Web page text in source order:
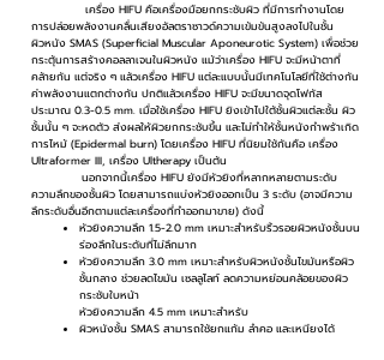
เครื่อง HIFU คือเครื่องมือยกกระชับผิว ที่มีการทำงานโดย
การปล่อยพลังงานคลื่นเสียงอัลตราซาวด์ความเข้มข้นสูงลงไปในชั้น
ผิวหนัง SMAS (Superficial Muscular Aponeurotic System) เพื่อช่วย
กระตุ้นการสร้างคอลลาเจนในผิวหนัง แม้ว่าเครื่อง HIFU จะมีหน้าตาที่
คล้ายกัน แต่จริง ๆ แล้วเครื่อง HIFU แต่ละแบบนั้นมีเทคโนโลยีที่ใช้ต่างกัน
ค่าพลังงานแตกต่างกัน ปกติแล้วเครื่อง HIFU จะมีขนาดจุดโฟกัส
ประมาณ 0.3-0.5 mm. เมื่อใช้เครื่อง HIFU ยิงเข้าไปใต้ชั้นผิวแต่ละชั้น ผิว
ชั้นนั้น ๆ จะหดตัว ส่งผลให้ผิวยกกระชับขึ้น และไม่ทำให้ชั้นหนังกำพร้าเกิด
การไหม้ (Epidermal burn) โดยเครื่อง HIFU ที่นิยมใช้กันคือ เครื่อง
Ultraformer III, เครื่อง Ultherapy เป็นต้น
นอกจากนี้เครื่อง HIFU ยังมีหัวยิงที่หลากหลายตามระดับ
ความลึกของชั้นผิว โดยสามารถแบ่งหัวยิงออกเป็น 3 ระดับ (อาจมีความ
ลึกระดับอื่นอีกตามแต่ละเครื่องที่ทำออกมาขาย) ดังนี้
หัวยิงความลึก 1.5-2.0 mm เหมาะสำหรับริ้วรอยผิวหนังชั้นบน
ร่องลึกในระดับที่ไม่ลึกมาก
หัวยิงความลึก 3.0 mm เหมาะสำหรับผิวหนังชั้นไขมันหรือผิว
ชั้นกลาง ช่วยลดไขมัน เซลลูไลท์ ลดความหย่อนคล้อยของผิว
กระชับใบหน้า
หัวยิงความลึก 4.5 mm เหมาะสำหรับ
ผิวหนังชั้น SMAS สามารถใช้ยกแก้ม ลำคอ และเหนียงได้